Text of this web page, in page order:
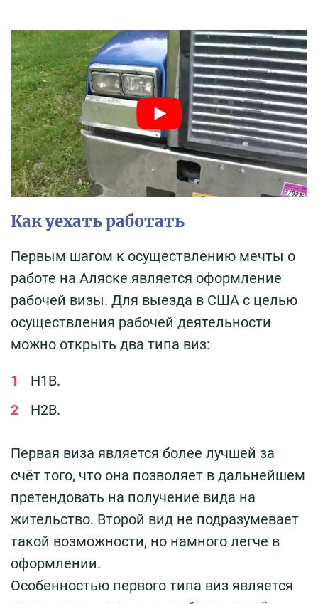
Как уехать работать
Первым шагом к осуществлению мечты о
работе на Аляске является оформление
рабочей визы. Для выезда в США с целью
осуществления рабочей деятельности
можно открыть два типа виз:
H1B.
H2B.
Первая виза является более лучшей за
счёт того, что она позволяет в дальнейшем
претендовать на получение вида на
жительство. Второй вид не подразумевает
такой возможности, но намного легче в
оформлении.
Особенностью первого типа виз является